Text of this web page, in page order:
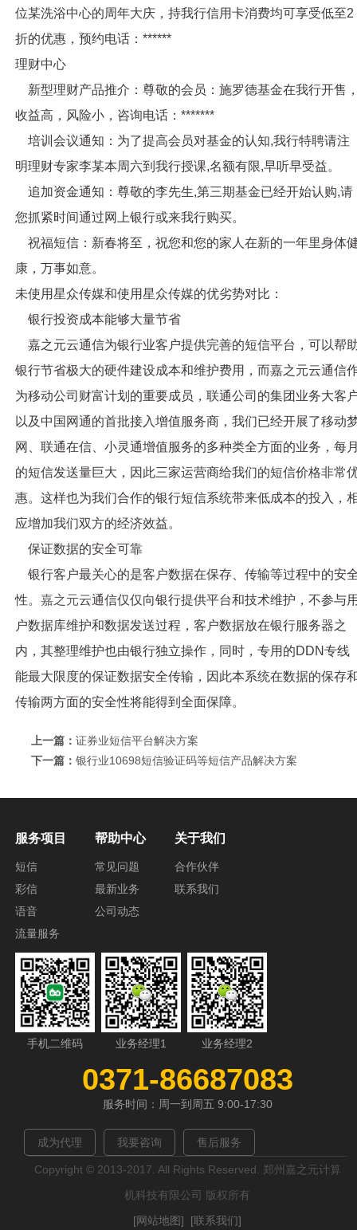
位某洗浴中心的周年大庆，持我行信用卡消费均可享受低至2
折的优惠，预约电话：******
理财中心
新型理财产品推介：尊敬的会员：施罗德基金在我行开售
收益高，风险小，咨询电话：*******
培训会议通知：为了提高会员对基金的认知,我行特聘请注
明理财专家李某本周六到我行授课,名额有限,早听早受益。
追加资金通知：尊敬的李先生,第三期基金已经开始认购,请
您抓紧时间通过网上银行或来我行购买。
祝福短信：新春将至，祝您和您的家人在新的一年里身体
康，万事如意。
未使用星众传媒和使用星众传媒的优劣势对比：
银行投资成本能够大量节省
嘉之元云通信为银行业客户提供完善的短信平台，可以帮
银行节省极大的硬件建设成本和维护费用，而嘉之元云通信
为移动公司财富计划的重要成员，联通公司的集团业务大客
以及中国网通的首批接入增值服务商，我们已经开展了移动
网、联通在信、小灵通增值服务的多种类全方面的业务，每
的短信发送量巨大，因此三家运营商给我们的短信价格非常
惠。这样也为我们合作的银行短信系统带来低成本的投入，
应增加我们双方的经济效益。
保证数据的安全可靠
银行客户最关心的是客户数据在保存、传输等过程中的安
性。 嘉之元云通信仅仅向银行提供平台和技术维护，不参与
户数据库维护和数据发送过程，客户数据放在银行服务器之
内，其整理维护也由银行独立操作，同时，专用的DDN专线
能最大限度的保证数据安全传输，因此本系统在数据的保存
传输两方面的安全性将能得到全面保障。
上一篇： 证券业短信平台解决方案
下一篇： 银行业10698短信验证码等短信产品解决方案
服务项目
短信
彩信
语音
流量服务
帮助中心
常见问题
最新业务
公司动态
关于我们
合作伙伴
联系我们
手机二维码 业务经理1 业务经理2
0371-86687083
服务时间：周一到周五 9:00-17:30
成为代理 我要咨询 售后服务
Copyright © 2013-2017. All Rights Reserved. 郑州嘉之元计算
机科技有限公司 版权所有
[网站地图]
[联系我们]